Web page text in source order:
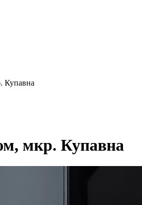
Купавна
мкр. Купавна